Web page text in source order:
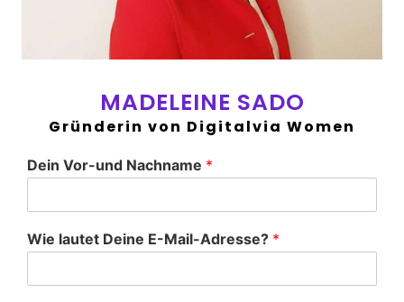
MADELEINE SADO
Gründerin von Digitalvia Women
Dein Vor-und Nachname *
Wie lautet Deine E-Mail-Adresse? *